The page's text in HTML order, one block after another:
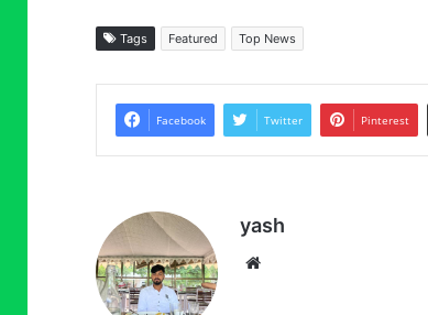
Tags Featured Top News
Facebook Twitter Pinterest
yash
Website